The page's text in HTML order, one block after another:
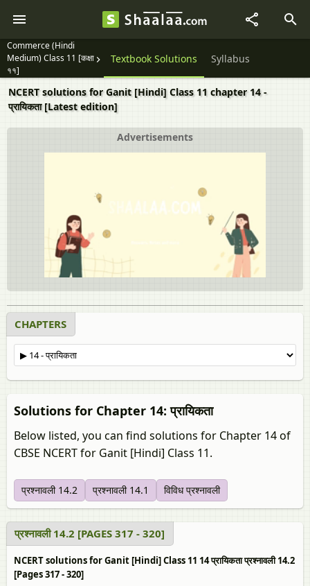
Commerce (Hindi
Medium) Class 11 [कक्षा
११]
Textbook Solutions Syllabus
NCERT solutions for Ganit [Hindi] Class 11 chapter 14 -
प्रायिकता [Latest edition]
Advertisements
CHAPTERS
Solutions for Chapter 14: प्रायिकता
Below listed, you can find solutions for Chapter 14 of
CBSE NCERT for Ganit [Hindi] Class 11.
प्रश्नावली 14.2 प्रश्नावली 14.1 विविध प्रश्नावली
प्रश्नावली 14.2 [PAGES 317 - 320]
NCERT solutions for Ganit [Hindi] Class 11 14 प्रायिकता प्रश्नावली 14.2
[Pages 317 - 320]